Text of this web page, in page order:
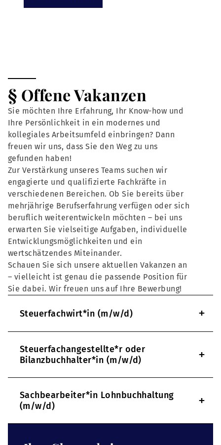
§ Offene Vakanzen
Sie möchten Ihre Erfahrung, Ihr Know-how und
Ihre Persönlichkeit in ein modernes und
kollegiales Arbeitsumfeld einbringen? Dann
freuen wir uns, dass Sie den Weg zu uns
gefunden haben!
Zur Verstärkung unseres Teams suchen wir
engagierte und qualifizierte Fachkräfte in
verschiedenen Bereichen. Ob Sie bereits über
mehrjährige Berufserfahrung verfügen oder sich
beruflich weiterentwickeln möchten – bei uns
erwarten Sie vielseitige Aufgaben, individuelle
Entwicklungsmöglichkeiten und ein
wertschätzendes Miteinander.
Schauen Sie sich unsere aktuellen Vakanzen an
– vielleicht ist genau die passende Position für
Sie dabei. Wir freuen uns auf Ihre Bewerbung!
Steuerfachwirt*in (m/w/d) +
Steuerfachangestellte*r oder
Bilanzbuchhalter*in (m/w/d)
+
Sachbearbeiter*in Lohnbuchhaltung
(m/w/d)
+